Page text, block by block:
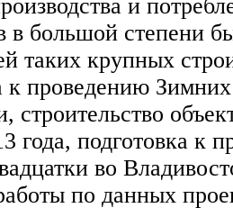
и
в большой степени
таких крупных
к проведению
строительство
года, подготовка к
во
по данных